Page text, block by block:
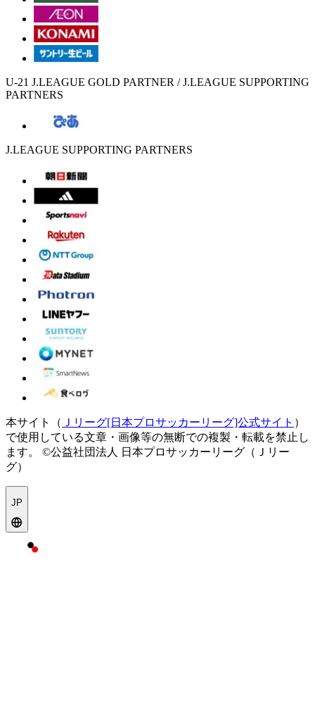
U-21 J.LEAGUE GOLD PARTNER / J.LEAGUE SUPPORTING
PARTNERS
J.LEAGUE SUPPORTING PARTNERS
本サイト（ Ｊリーグ[日本プロサッカーリーグ]公式サイト ）
で使用している文章・画像等の無断での複製・転載を禁止し
ます。
©公益社団法人 日本プロサッカーリーグ（Ｊリー
グ）
JP